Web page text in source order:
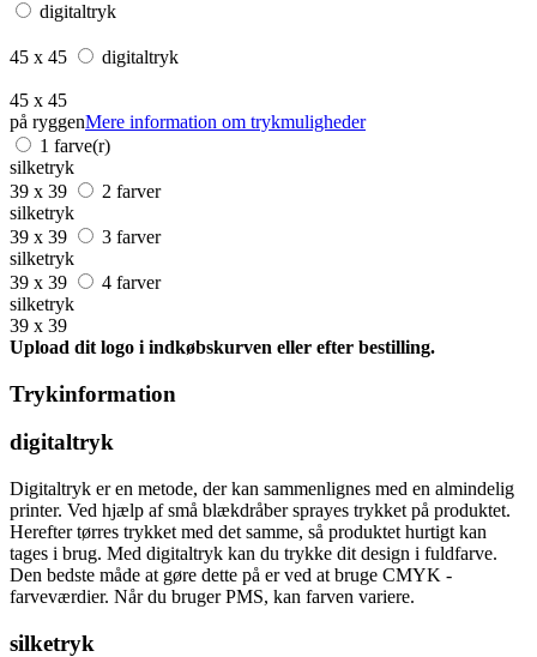
digitaltryk
45 x 45 digitaltryk
45 x 45
på ryggenMere information om trykmuligheder
1 farve(r)
silketryk
39 x 39
2 farver
silketryk
39 x 39
3 farver
silketryk
39 x 39
4 farver
silketryk
39 x 39
Upload dit logo i indkøbskurven eller efter bestilling.
Trykinformation
digitaltryk
Digitaltryk er en metode, der kan sammenlignes med en almindelig
printer. Ved hjælp af små blækdråber sprayes trykket på produktet.
Herefter tørres trykket med det samme, så produktet hurtigt kan
tages i brug. Med digitaltryk kan du trykke dit design i fuldfarve.
Den bedste måde at gøre dette på er ved at bruge CMYK -
farveværdier. Når du bruger PMS, kan farven variere.
silketryk